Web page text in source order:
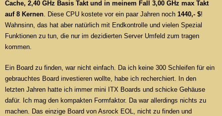
Cache, 2,40 GHz Basis Takt und in meinem Fall 3,00 GHz max Takt
auf 8 Kernen. Diese CPU kostete vor ein paar Jahren noch 1440,- $!
Wahnsinn, das hat aber natürlich mit Endkontrolle und vielen Spezial
Funktionen zu tun, die nur im dezidierten Server Umfeld zum tragen
kommen.
Ein Board zu finden, war nicht einfach. Da ich keine 300 Schleifen für ein
gebrauchtes Board investieren wollte, habe ich recherchiert. In den
letzten Jahren hatte ich immer mini ITX Boards und schicke Gehäuse
dafür. Ich mag den kompakten Formfaktor. Da war allerdings nichts zu
machen. Das einzige Board von Asrock EOL, nicht zu finden und